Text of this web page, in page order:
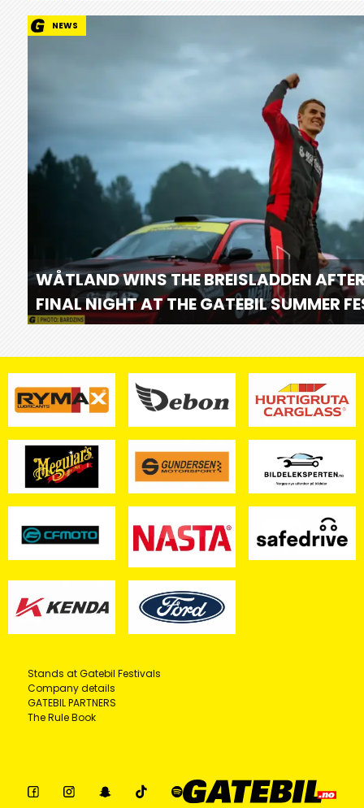
NEWS
WÅTLAND WINS THE BREISLADDEN
FINAL NIGHT AT THE GATEBIL SUMMER
Stands at Gatebil Festivals
Company details
GATEBIL PARTNERS
The Rule Book